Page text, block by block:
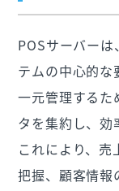
POSサーバー
テムの中心的な
一元管理するた
タを集約し、効
これにより、
把握、顧客情報